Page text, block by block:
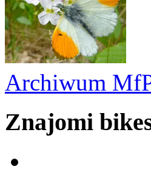
Archiwum
Znajomi